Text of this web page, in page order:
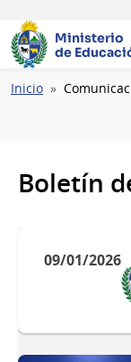
Ministerio
de
Ruta
Inicio
Boletín
09/01/2026